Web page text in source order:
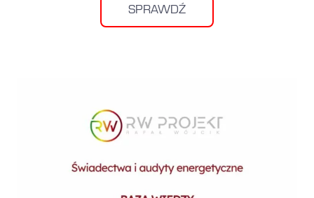
SPRAWDŹ